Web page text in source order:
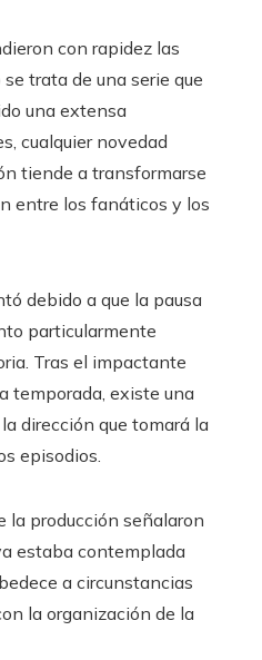
con rapidez las
trata de una serie que
una extensa
cualquier novedad
tiende a transformarse
entre los fanáticos y los
debido a que la pausa
particularmente
Tras el impactante
temporada, existe una
dirección que tomará la
episodios.
la producción señalaron
estaba contemplada
a circunstancias
la organización de la